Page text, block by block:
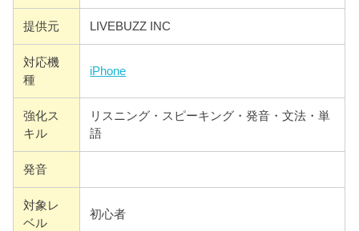
提供元 LIVEBUZZ INC
対応機
種
iPhone
強化ス
キル
リスニング・スピーキング・発音・文法・単
語
発音
対象レ
ベル
初心者